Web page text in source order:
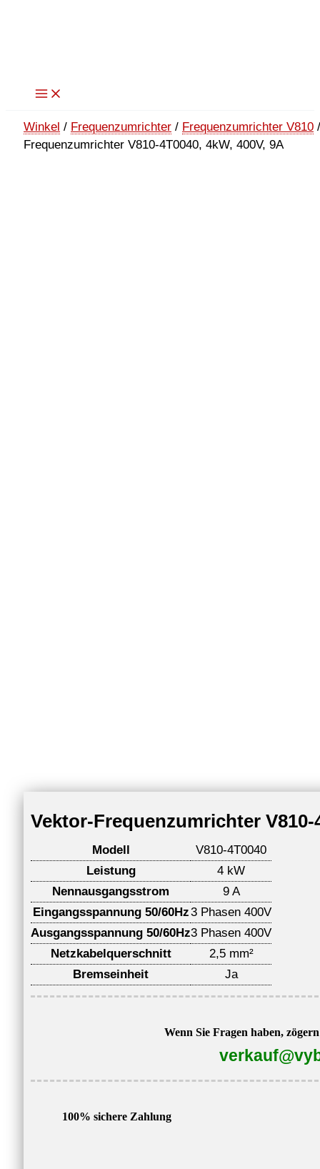
Winkel / Frequenzumrichter / Frequenzumrichter V810
Frequenzumrichter V810-4T0040, 4kW, 400V, 9A
Vektor-Frequenzumrichter V810-
Modell
V810-4T0040
Leistung
4 kW
Nennausgangsstrom
9 A
Eingangsspannung 50/60Hz3 Phasen 400V
Ausgangsspannung 50/60Hz3 Phasen 400V
Netzkabelquerschnitt
2,5 mm²
Bremseinheit
Ja
Wenn Sie Fragen haben,
100% sichere Zahlung